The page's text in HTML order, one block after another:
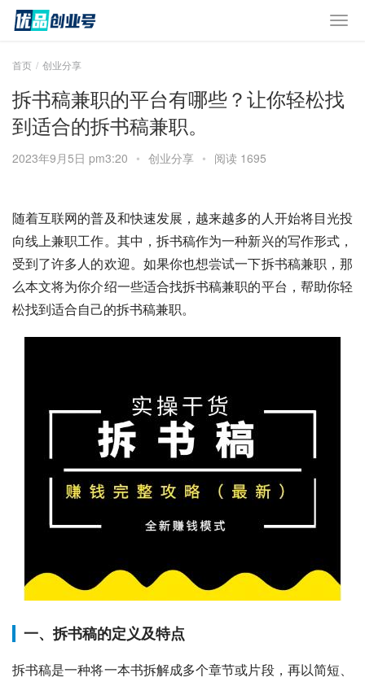
首页 创业分享
拆书稿兼职的平台有哪些？让你轻松找
到适合的拆书稿兼职。
2023年9月5日 pm3:20 • 创业分享 • 阅读 1695
随着互联网的普及和快速发展，越来越多的人开始将目光投
向线上兼职工作。其中，拆书稿作为一种新兴的写作形式，
受到了许多人的欢迎。如果你也想尝试一下拆书稿兼职，那
么本文将为你介绍一些适合找拆书稿兼职的平台，帮助你轻
松找到适合自己的拆书稿兼职。
一、拆书稿的定义及特点
拆书稿是一种将一本书拆解成多个章节或片段，再以简短、